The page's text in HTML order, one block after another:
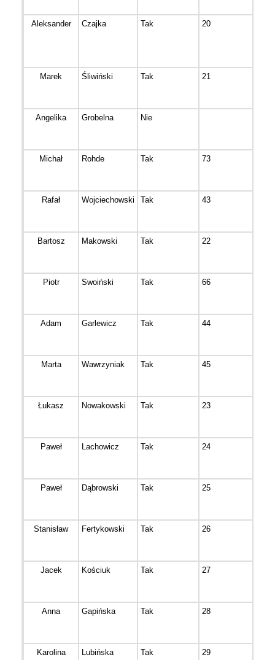
Aleksander Czajka Tak 20
Marek Śliwiński Tak 21
Angelika Grobelna Nie
Michał Rohde Tak 73
Rafał Wojciechowski Tak 43
Bartosz Makowski Tak 22
Piotr Swoiński Tak 66
Adam Garlewicz Tak 44
Marta Wawrzyniak Tak 45
Łukasz Nowakowski Tak 23
Paweł Lachowicz Tak 24
Paweł Dąbrowski Tak 25
Stanisław Fertykowski Tak 26
Jacek Kościuk Tak 27
Anna Gapińska Tak 28
Karolina Lubińska Tak 29